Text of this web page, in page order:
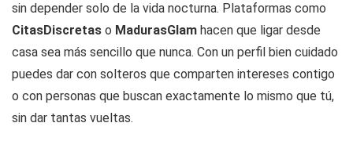
sin depender solo de la vida nocturna. Plataformas como
CitasDiscretas o MadurasGlam hacen que ligar desde
casa sea más sencillo que nunca. Con un perfil bien cuidado
puedes dar con solteros que comparten intereses contigo
o con personas que buscan exactamente lo mismo que tú,
sin dar tantas vueltas.